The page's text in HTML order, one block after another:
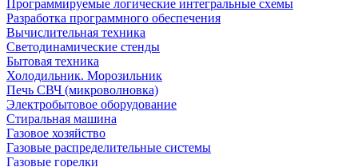
Программируемые логические интегральные схемы
Разработка программного обеспечения
Вычислительная техника
Светодинамические стенды
Бытовая техника
Холодильник. Морозильник
Печь СВЧ (микроволновка)
Электробытовое оборудование
Стиральная машина
Газовое хозяйство
Газовые распределительные системы
Газовые горелки